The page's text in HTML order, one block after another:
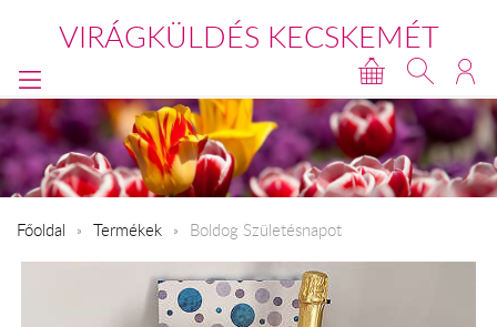
VIRÁGKÜLDÉS KECSKEMÉT
Főoldal Termékek Boldog Születésnapot